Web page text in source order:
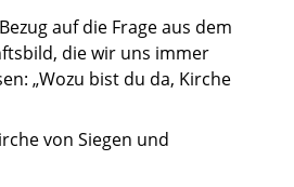
auf die Frage aus dem
die wir uns immer
„Wozu bist du da, Kirche
von Siegen und